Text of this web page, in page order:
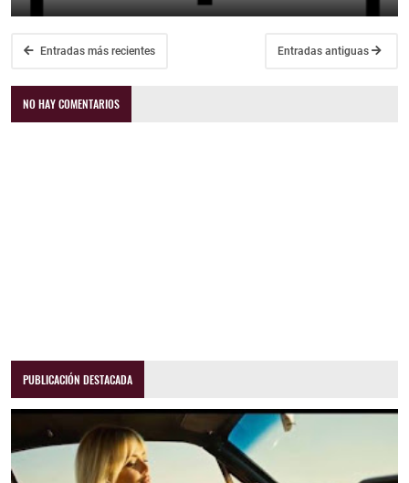
Entradas más recientes Entradas antiguas
NO HAY COMENTARIOS
PUBLICACIÓN DESTACADA